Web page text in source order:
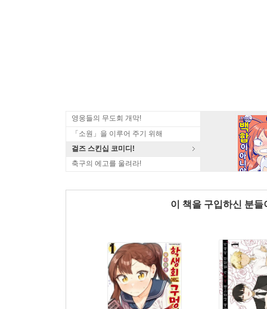
영웅들의 무도회 개막!
「소원」을 이루어 주기 위해
걸즈 스킨십 코미디!
축구의 에고를 울려라!
이 책을 구입하신 분